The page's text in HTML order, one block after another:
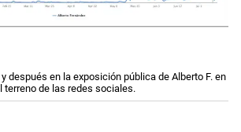
después en la exposición pública de Alberto F. en
terreno de las redes sociales.